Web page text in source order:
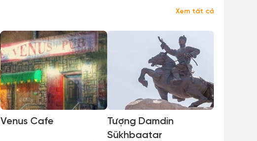
Xem tất cả
Venus Cafe
Tượng Damdin
Sükhbaatar